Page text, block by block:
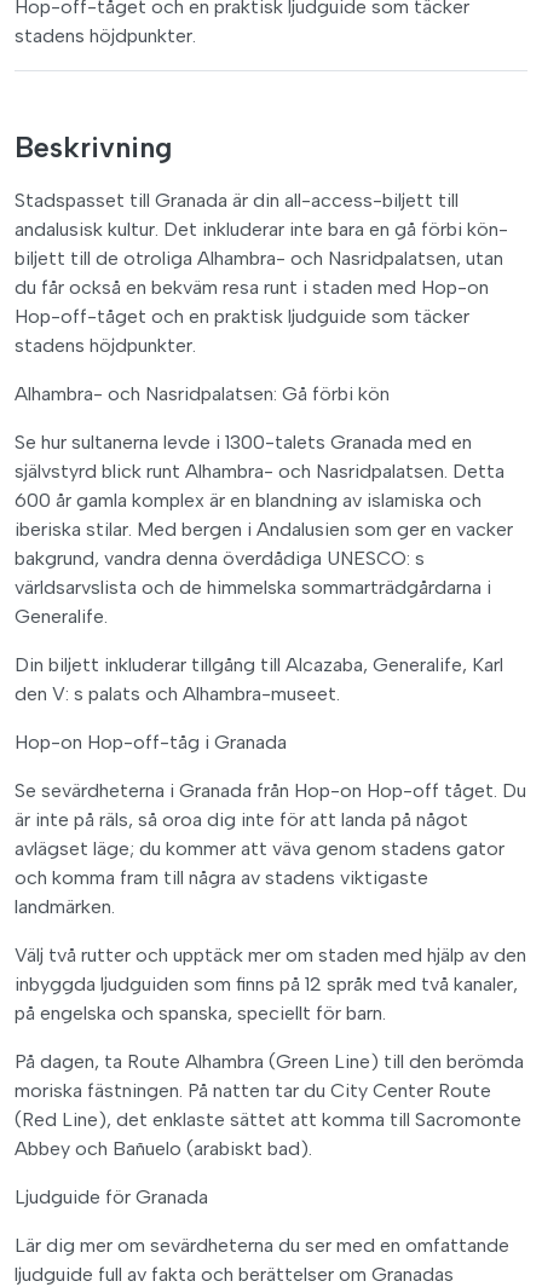
Hop-off-tåget och en praktisk ljudguide som täcker
stadens höjdpunkter.
Beskrivning
Stadspasset till Granada är din all-access-biljett till
andalusisk kultur. Det inkluderar inte bara en gå förbi kön-
biljett till de otroliga Alhambra- och Nasridpalatsen, utan
du får också en bekväm resa runt i staden med Hop-on
Hop-off-tåget och en praktisk ljudguide som täcker
stadens höjdpunkter.
Alhambra- och Nasridpalatsen: Gå förbi kön
Se hur sultanerna levde i 1300-talets Granada med en
självstyrd blick runt Alhambra- och Nasridpalatsen. Detta
600 år gamla komplex är en blandning av islamiska och
iberiska stilar. Med bergen i Andalusien som ger en vacker
bakgrund, vandra denna överdådiga UNESCO: s
världsarvslista och de himmelska sommarträdgårdarna i
Generalife.
Din biljett inkluderar tillgång till Alcazaba, Generalife, Karl
den V: s palats och Alhambra-museet.
Hop-on Hop-off-tåg i Granada
Se sevärdheterna i Granada från Hop-on Hop-off tåget. Du
är inte på räls, så oroa dig inte för att landa på något
avlägset läge; du kommer att väva genom stadens gator
och komma fram till några av stadens viktigaste
landmärken.
Välj två rutter och upptäck mer om staden med hjälp av den
inbyggda ljudguiden som finns på 12 språk med två kanaler,
på engelska och spanska, speciellt för barn.
På dagen, ta Route Alhambra (Green Line) till den berömda
moriska fästningen. På natten tar du City Center Route
(Red Line), det enklaste sättet att komma till Sacromonte
Abbey och Bañuelo (arabiskt bad).
Ljudguide för Granada
Lär dig mer om sevärdheterna du ser med en omfattande
ljudguide full av fakta och berättelser om Granadas